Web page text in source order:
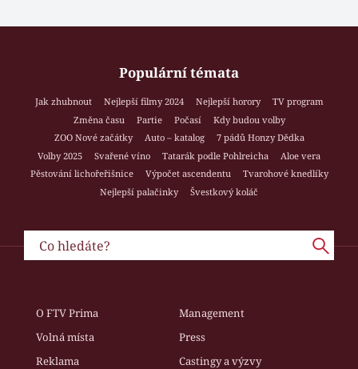
Populární témata
Jak zhubnout Nejlepší filmy 2024 Nejlepší horory
TV program
Změna času
Partie Počasí
Kdy budou volby
ZOO Nové začátky
Auto – katalog
7 pádů Honzy Dědka
Volby 2025
Svařené víno Tatarák podle Pohlreicha
Aloe vera
Pěstování lichořeřišnice
Výpočet ascendentu
Tvarohové knedlíky
Nejlepší palačinky
Švestkový koláč
O FTV Prima
Management
Volná místa
Press
Reklama
Castingy a výzvy